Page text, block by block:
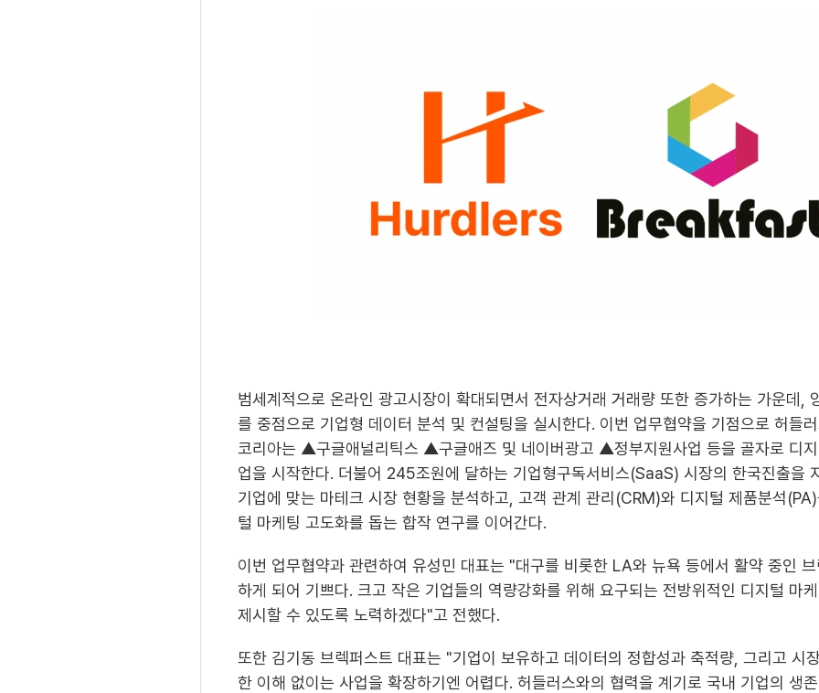
범세계적으로 온라인 광고시장이 확대되면서 전자상거래 거래량 또한 증가하는 가운데,
를 중점으로 기업형 데이터 분석 및 컨설팅을 실시한다. 이번 업무협약을 기점으로 허들
코리아는 ▲구글애널리틱스 ▲구글애즈 및 네이버광고 ▲정부지원사업 등을 골자로 디
업을 시작한다. 더불어 245조원에 달하는 기업형구독서비스(SaaS) 시장의 한국진출을
기업에 맞는 마테크 시장 현황을 분석하고, 고객 관계 관리(CRM)와 디지털 제품분석
털 마케팅 고도화를 돕는 합작 연구를 이어간다.
이번 업무협약과 관련하여 유성민 대표는 "대구를 비롯한 LA와 뉴욕 등에서 활약 중인
하게 되어 기쁘다. 크고 작은 기업들의 역량강화를 위해 요구되는 전방위적인 디지털 마
제시할 수 있도록 노력하겠다"고 전했다.
또한 김기동 브렉퍼스트 대표는 "기업이 보유하고 데이터의 정합성과 축적량, 그리고 시
한 이해 없이는 사업을 확장하기엔 어렵다. 허들러스와의 협력을 계기로 국내 기업의 생